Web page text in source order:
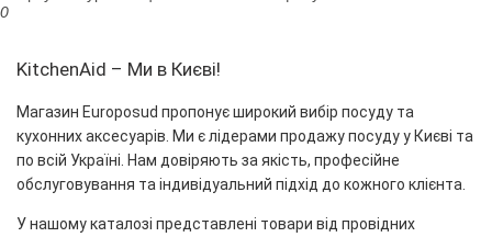
0
KitchenAid – Ми в Києві!
Магазин Europosud пропонує широкий вибір посуду та
кухонних аксесуарів. Ми є лідерами продажу посуду у Києві та
по всій Україні. Нам довіряють за якість, професійне
обслуговування та індивідуальний підхід до кожного клієнта.
У нашому каталозі представлені товари від провідних